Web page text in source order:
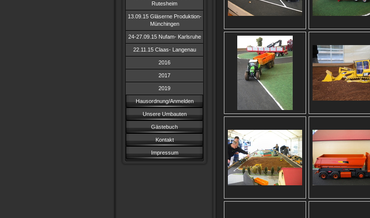
Rutesheim
13.09.15 Gläserne Produktion-
Münchingen
24-27.09.15 Nufam- Karlsruhe
22.11.15 Claas- Langenau
2016
2017
2019
Hausordnung/Anmelden
Unsere Umbauten
Gästebuch
Kontakt
Impressum